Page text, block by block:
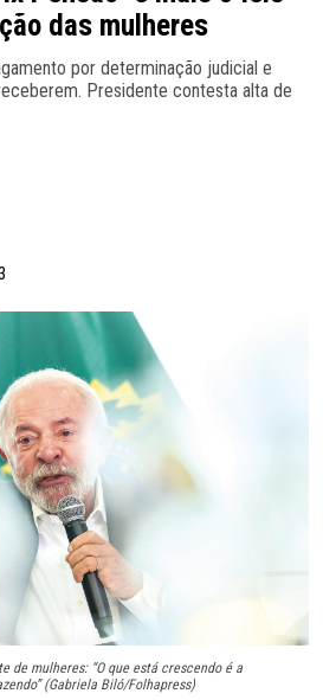
das mulheres
por determinação judicial e
Presidente contesta alta de
de mulheres: “O que está crescendo é a
(Gabriela Biló/Folhapress)